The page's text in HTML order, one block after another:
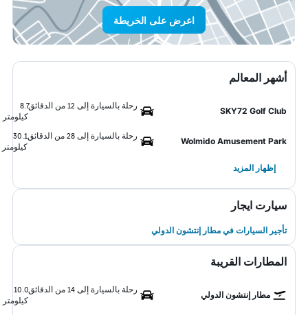
اعرض على الخريطة
أشهر المعالم
SKY72 Golf Club
رحلة بالسيارة إلى 12 من الدقائق
8.7
كيلومتر
Wolmido Amusement Park
رحلة بالسيارة إلى 28 من الدقائق
30.1
كيلومتر
إظهار المزيد
سيارت ايجار
تأجير السيارات في مطار إنتشون الدولي
المطارات القريبة
مطار إنتشون الدولي
رحلة بالسيارة إلى 14 من الدقائق
10.0
كيلومتر